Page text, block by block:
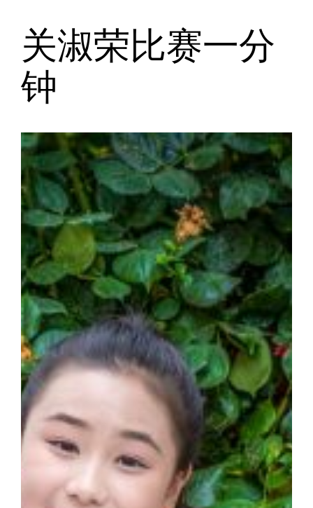
关淑荣比赛一分
钟